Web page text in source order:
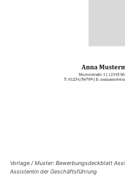
Vorlage / Muster: Bewerbungsdeckblatt
Assistentin der Geschäftsführung